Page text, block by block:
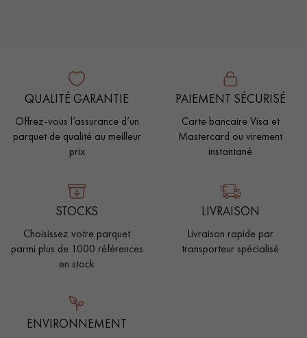
QUALITÉ GARANTIE
Offrez-vous l’assurance d’un
parquet de qualité au meilleur
prix
PAIEMENT SÉCURISÉ
Carte bancaire Visa et
Mastercard ou virement
instantané
STOCKS
Choisissez votre parquet
parmi plus de 1000 références
en stock
LIVRAISON
Livraison rapide par
transporteur spécialisé
ENVIRONNEMENT